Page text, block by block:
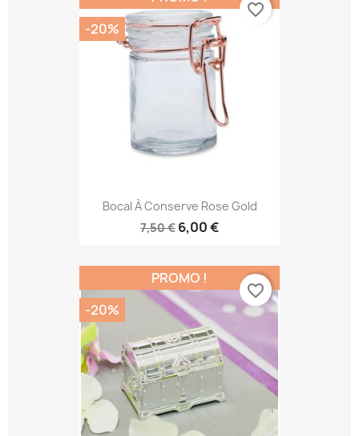
Bocal À Conserve Rose Gold
7,50 € 6,00 €
-20%
favorite_border
PROMO !
-20%
favorite_border